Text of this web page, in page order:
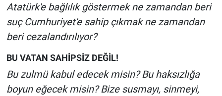
Atatürk'e bağlılık göstermek ne zamandan beri
suç Cumhuriyet'e sahip çıkmak ne zamandan
beri cezalandırılıyor?
BU VATAN SAHİPSİZ DEĞİL!
Bu zulmü kabul edecek misin? Bu haksızlığa
boyun eğecek misin? Bize susmayı, sinmeyi,